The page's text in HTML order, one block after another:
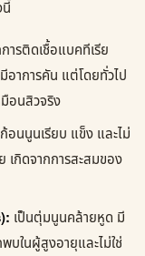
ารติดเชื้อแบคทีเรีย
อาการคัน แต่โดยทั่วไป
อนสิวจริง
อนนูนเรียบ แข็ง และไม่
เกิดจากการสะสมของ
เป็นตุ่มนูนคล้ายหูด มี
ในผู้สูงอายุและไม่ใช่